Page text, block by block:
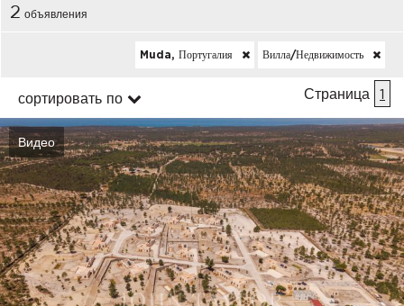
2 объявления
Muda, Португалия Вилла/недвижимость
сортировать по Страница 1
Видео